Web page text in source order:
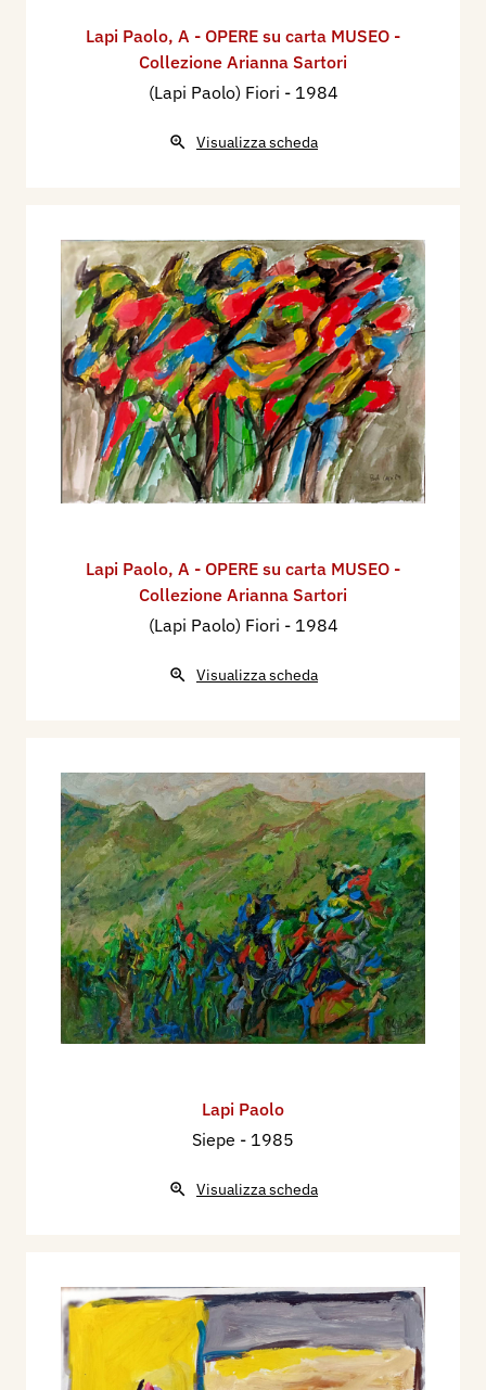
Lapi Paolo, A - OPERE su carta MUSEO -
Collezione Arianna Sartori
(Lapi Paolo) Fiori - 1984
Visualizza scheda
Lapi Paolo, A - OPERE su carta MUSEO -
Collezione Arianna Sartori
(Lapi Paolo) Fiori - 1984
Visualizza scheda
Lapi Paolo
Siepe - 1985
Visualizza scheda